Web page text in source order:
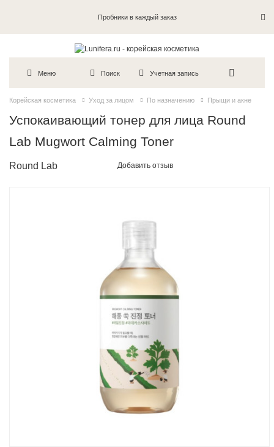
Пробники в каждый заказ
Меню Поиск Учетная запись
Корейская косметика Уход за лицом По назначению Прыщи и акне
Успокаивающий тонер для лица Round
Lab Mugwort Calming Toner
Round Lab Добавить отзыв